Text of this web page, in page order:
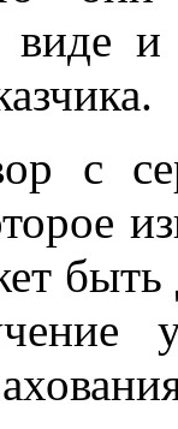
и
с
быть